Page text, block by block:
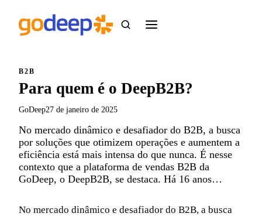
B2B
Para quem é o DeepB2B?
GoDeep27 de janeiro de 2025
No mercado dinâmico e desafiador do B2B, a busca
por soluções que otimizem operações e aumentem a
eficiência está mais intensa do que nunca. É nesse
contexto que a plataforma de vendas B2B da
GoDeep, o DeepB2B, se destaca. Há 16 anos…
No mercado dinâmico e desafiador do B2B, a busca